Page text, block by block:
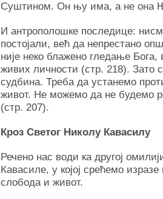
Суштином. Он њу има, а не она
И антрополошке последице:
постојали, већ да непрестано
није неко блажено гледање
живих личности (стр. 218). Зато
судбина. Треба да устанемо
живот. Не можемо да не будемо
(стр. 207).
Кроз Светог Николу Кавасилу
Речено нас води ка другој
Кавасиле, у којој срећемо
слобода и живот.